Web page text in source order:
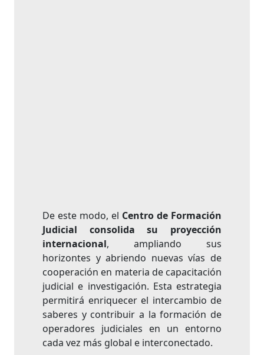
De este modo, el Centro de Formación
Judicial consolida su proyección
internacional, ampliando sus
horizontes y abriendo nuevas vías de
cooperación en materia de capacitación
judicial e investigación. Esta estrategia
permitirá enriquecer el intercambio de
saberes y contribuir a la formación de
operadores judiciales en un entorno
cada vez más global e interconectado.